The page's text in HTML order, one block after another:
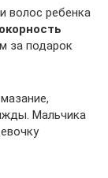
волос ребенка
за подарок
Мальчика